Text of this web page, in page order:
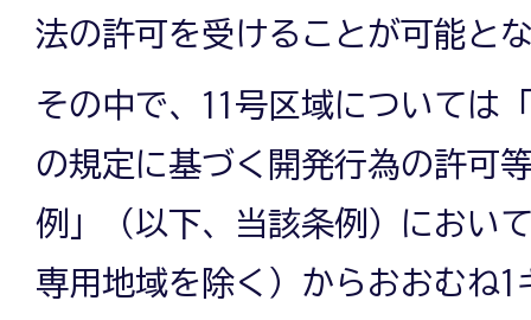
法の許可を受けることが可能と
その中で、11号区域については
の規定に基づく開発行為の許可
例」（以下、当該条例）におい
専用地域を除く）からおおむね